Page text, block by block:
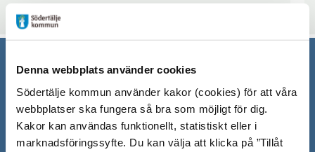
Denna webbplats använder cookies
Södertälje kommun använder kakor (cookies) för att våra
webbplatser ska fungera så bra som möjligt för dig.
Kakor kan användas funktionellt, statistiskt eller i
marknadsföringssyfte. Du kan välja att klicka på ”Tillåt
Södertälje kommun
151 89 Södertälje
Besöksadress: Nyköpingsvägen 26
Tfn: 08–523 010 00